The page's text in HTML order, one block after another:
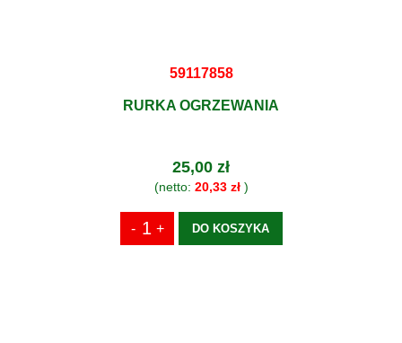
59117858
RURKA OGRZEWANIA
25,00 zł
(netto: 20,33 zł)
DO KOSZYKA